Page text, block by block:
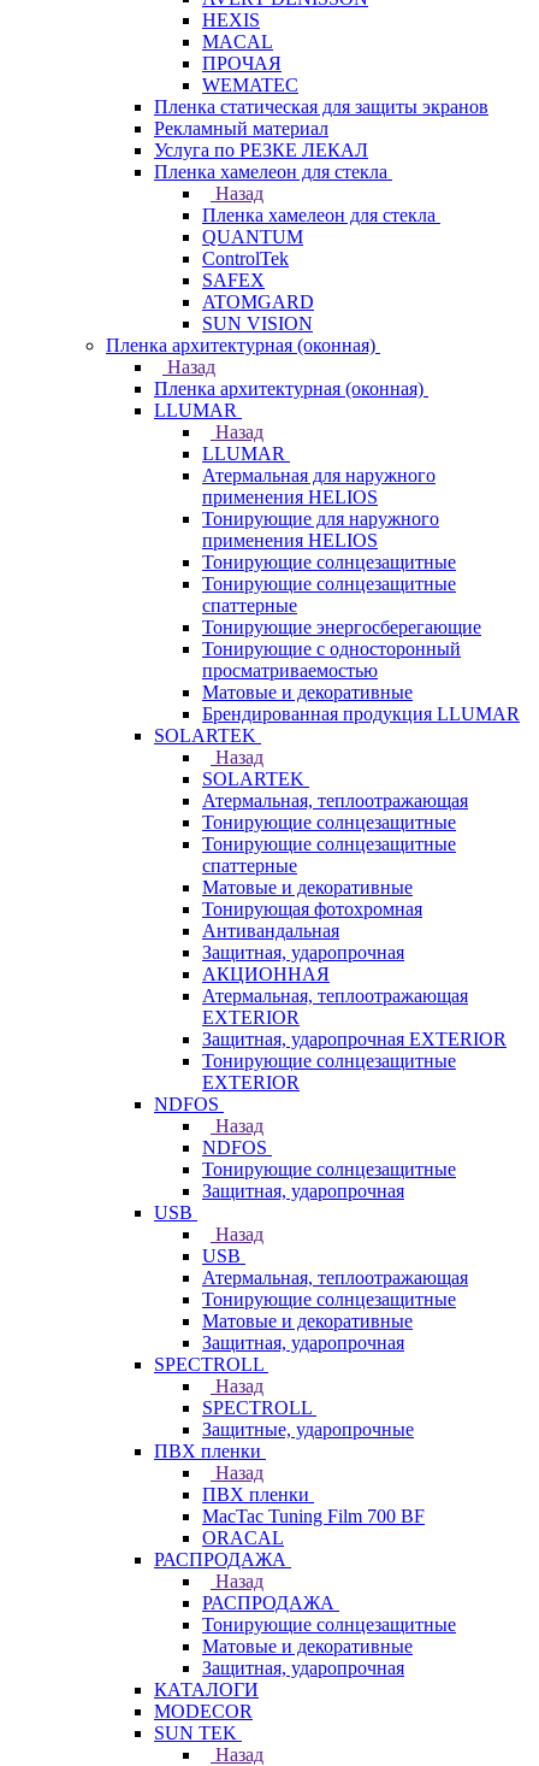
HEXIS
MACAL
ПРОЧАЯ
WEMATEC
Пленка статическая для защиты экранов
Рекламный материал
Услуга по РЕЗКЕ ЛЕКАЛ
Пленка хамелеон для стекла
Назад
Пленка хамелеон для стекла
QUANTUM
ControlTek
SAFEX
ATOMGARD
SUN VISION
Пленка архитектурная (оконная)
Назад
Пленка архитектурная (оконная)
LLUMAR
Назад
LLUMAR
Атермальная для наружного
применения HELIOS
Тонирующие для наружного
применения HELIOS
Тонирующие солнцезащитные
Тонирующие солнцезащитные
спаттерные
Тонирующие энергосберегающие
Тонирующие с односторонный
просматриваемостью
Матовые и декоративные
Брендированная продукция LLUMAR
SOLARTEK
Назад
SOLARTEK
Атермальная, теплоотражающая
Тонирующие солнцезащитные
Тонирующие солнцезащитные
спаттерные
Матовые и декоративные
Тонирующая фотохромная
Антивандальная
Защитная, ударопрочная
АКЦИОННАЯ
Атермальная, теплоотражающая
EXTERIOR
Защитная, ударопрочная EXTERIOR
Тонирующие солнцезащитные
EXTERIOR
NDFOS
Назад
NDFOS
Тонирующие солнцезащитные
Защитная, ударопрочная
USB
Назад
USB
Атермальная, теплоотражающая
Тонирующие солнцезащитные
Матовые и декоративные
Защитная, ударопрочная
SPECTROLL
Назад
SPECTROLL
Защитные, ударопрочные
ПВХ пленки
Назад
ПВХ пленки
MacTac Tuning Film 700 BF
ORACAL
РАСПРОДАЖА
Назад
РАСПРОДАЖА
Тонирующие солнцезащитные
Матовые и декоративные
Защитная, ударопрочная
КАТАЛОГИ
MODECOR
SUN TEK
Назад